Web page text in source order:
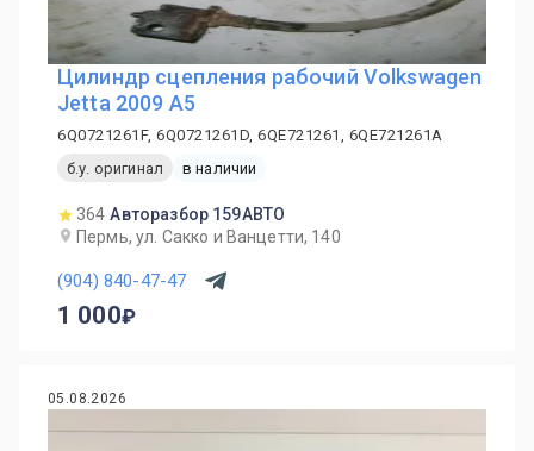
Цилиндр сцепления рабочий Volkswagen
Jetta 2009 A5
6Q0721261F, 6Q0721261D, 6QE721261, 6QE721261A
б.у. оригинал
в наличии
364 Авторазбор 159АВТО
Пермь, ул. Сакко и Ванцетти, 140
(904) 840-47-47
1 000
05.08.2026